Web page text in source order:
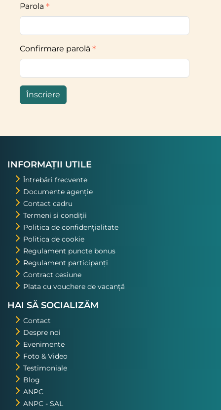
Parola
Confirmare parolă
Înscriere
INFORMAȚII UTILE
Întrebări frecvente
Documente agenție
Contact cadru
Termeni și condiții
Politica de confidențialitate
Politica de cookie
Regulament puncte bonus
Regulament participanți
Contract cesiune
Plata cu vouchere de vacanță
HAI SĂ SOCIALIZĂM
Contact
Despre noi
Evenimente
Foto & Video
Testimoniale
Blog
ANPC
ANPC - SAL